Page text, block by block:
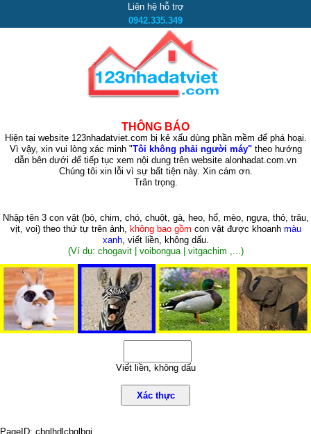
Liên hệ hỗ trợ
0942.335.349
THÔNG BÁO
Hiện tại website 123nhadatviet.com bị kẻ xấu dùng phần mềm để phá hoại.
Vì vậy, xin vui lòng xác minh "Tôi không phải người máy"theo hướng
dẫn bên dưới để tiếp tục xem nội dung trên website alonhadat.com.vn
Chúng tôi xin lỗi vì sự bất tiện này. Xin cám ơn.
Trân trọng.
Nhập tên 3 con vật (bò, chim, chó, chuột, gà, heo, hổ, mèo, ngựa, thỏ, trâu,
vịt, voi)theo thứ tự trên ảnh, không bao gồm con vật được khoanh màu
xanh, viết liền, không dấu.
(Ví dụ: chogavit | voibongua | vitgachim ,...)
Viết liền, không dấu
Xác thực
PageID: cbglhdlcbglbgi